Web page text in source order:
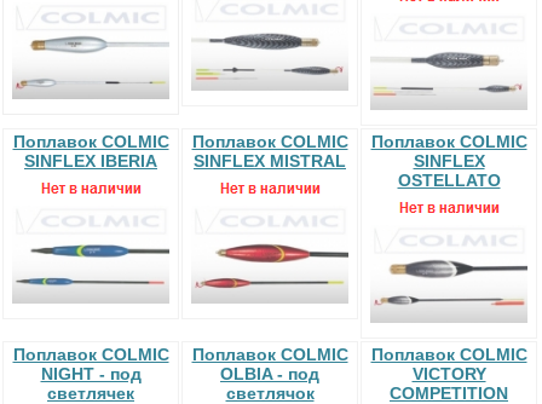
Поплавок COLMIC
SINFLEX IBERIA
Поплавок COLMIC
SINFLEX MISTRAL
Поплавок COLMIC
SINFLEX
OSTELLATO
Поплавок COLMIC
NIGHT - под
светлячек
Поплавок COLMIC
OLBIA - под
светлячок
Поплавок COLMIC
VICTORY
COMPETITION